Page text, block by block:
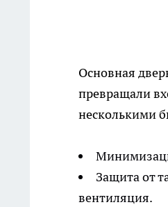
Основная
превращали
несколькими
Защита от
вентиляция.